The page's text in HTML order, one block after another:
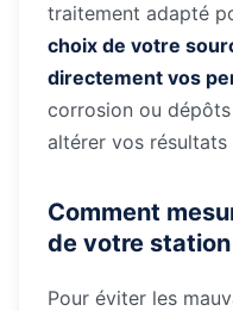
traitement adapté
choix de votre
directement vos
corrosion ou
altérer vos résultats
Comment
de votre
Pour éviter les